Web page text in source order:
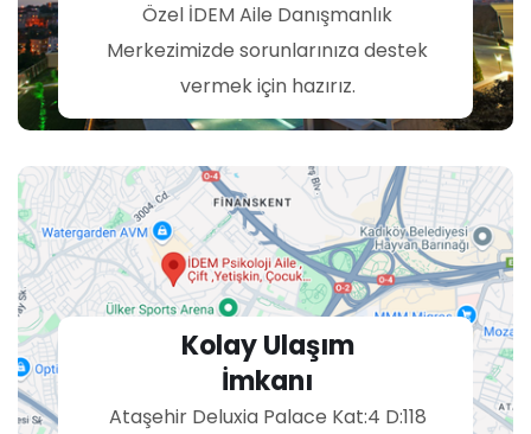
Özel İDEM Aile Danışmanlık
Merkezimizde sorunlarınıza destek
vermek için hazırız.
Kolay Ulaşım
İmkanı
Ataşehir Deluxia Palace Kat:4 D:118